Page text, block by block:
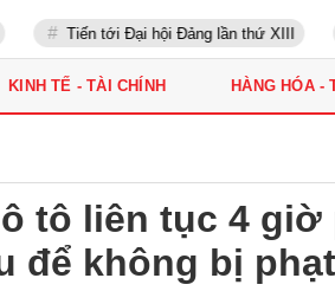
Tiến tới Đại hội Đảng lần thứ XIII
KINH TẾ - TÀI CHÍNH HÀNG HÓA -
tô liên tục 4
để không bị